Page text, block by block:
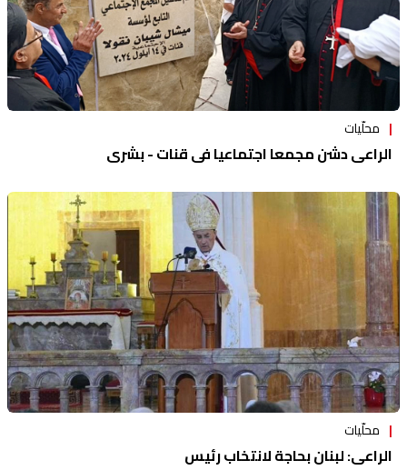
محلّيات
الراعي دشن مجمعا اجتماعيا في قنات - بشري
محلّيات
الراعي: لبنان بحاجة لانتخاب رئيس